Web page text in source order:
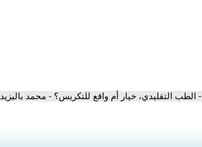
- الطب التقليدي، خيار أم واقع للتكريس؟ - محمد باليزيد